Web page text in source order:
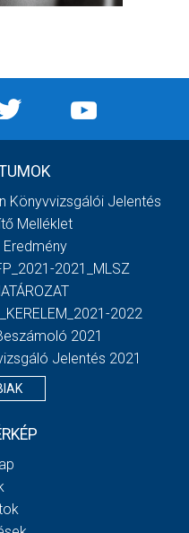
Könyvvizsgálói Jelentés
Melléklet
2021_MLSZ
2022
2021
Jelentés 2021